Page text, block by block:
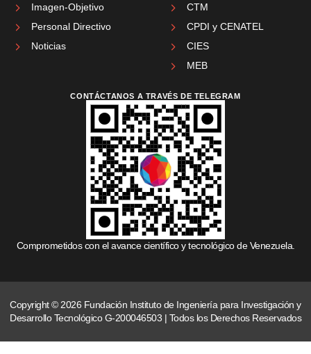
Imagen-Objetivo
Personal Directivo
Noticias
CTM
CPDI y CENATEL
CIES
MEB
CONTÁCTANOS A TRAVÉS DE TELEGRAM
Comprometidos con el avance científico y tecnológico de Venezuela.
Copyright © 2026 Fundación Instituto de Ingeniería para Investigación y
Desarrollo Tecnológico G-200046503 | Todos los Derechos Reservados